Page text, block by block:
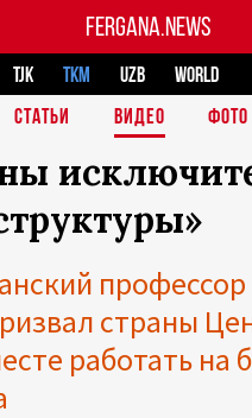
FERGANA.NEWS
TJK TKM UZB
WORLD
СТАТЬИ ВИДЕО ФОТО
страны
работать на